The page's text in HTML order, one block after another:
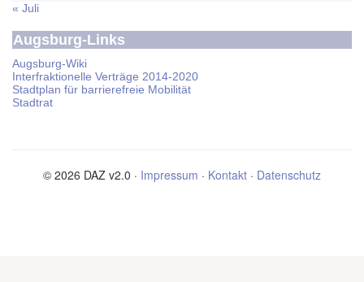
« Juli
Augsburg-Links
Augsburg-Wiki
Interfraktionelle Verträge 2014-2020
Stadtplan für barrierefreie Mobilität
Stadtrat
© 2026 DAZ v2.0 · Impressum · Kontakt · Datenschutz